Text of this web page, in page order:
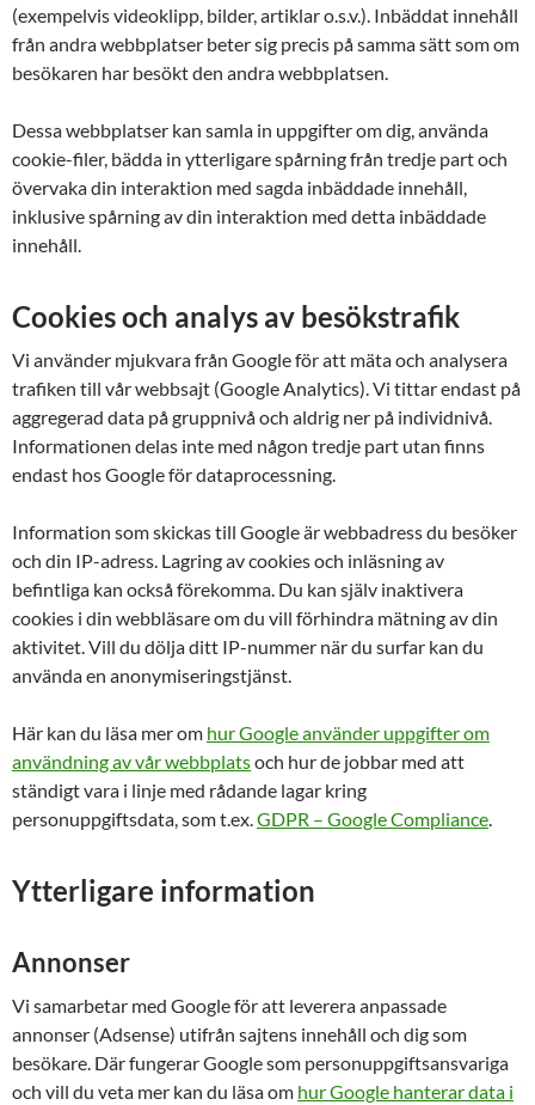
(exempelvis videoklipp, bilder, artiklar o.s.v.). Inbäddat innehåll
från andra webbplatser beter sig precis på samma sätt som om
besökaren har besökt den andra webbplatsen.
Dessa webbplatser kan samla in uppgifter om dig, använda
cookie-filer, bädda in ytterligare spårning från tredje part och
övervaka din interaktion med sagda inbäddade innehåll,
inklusive spårning av din interaktion med detta inbäddade
innehåll.
Cookies och analys av besökstrafik
Vi använder mjukvara från Google för att mäta och analysera
trafiken till vår webbsajt (Google Analytics). Vi tittar endast på
aggregerad data på gruppnivå och aldrig ner på individnivå.
Informationen delas inte med någon tredje part utan finns
endast hos Google för dataprocessning.
Information som skickas till Google är webbadress du besöker
och din IP-adress. Lagring av cookies och inläsning av
befintliga kan också förekomma. Du kan själv inaktivera
cookies i din webbläsare om du vill förhindra mätning av din
aktivitet. Vill du dölja ditt IP-nummer när du surfar kan du
använda en anonymiseringstjänst.
Här kan du läsa mer om hur Google använder uppgifter om
användning av vår webbplatsoch hur de jobbar med att
ständigt vara i linje med rådande lagar kring
personuppgiftsdata, som t.ex.GDPR – Google Compliance.
Ytterligare information
Annonser
Vi samarbetar med Google för att leverera anpassade
annonser (Adsense) utifrån sajtens innehåll och dig som
besökare. Där fungerar Google som personuppgiftsansvariga
och vill du veta mer kan du läsa om hur Google hanterar data i